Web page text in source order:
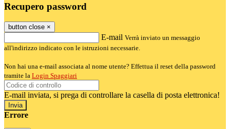
Recupero password
button close ×
E-mail Verrà inviato un messaggio
all'indirizzo indicato con le istruzioni necessarie.
Non hai una e-mail associata al nome utente? Effettua il reset della password
tramite la Login Spaggiari
E-mail inviata, si prega di controllare la casella di posta elettronica!
Errore